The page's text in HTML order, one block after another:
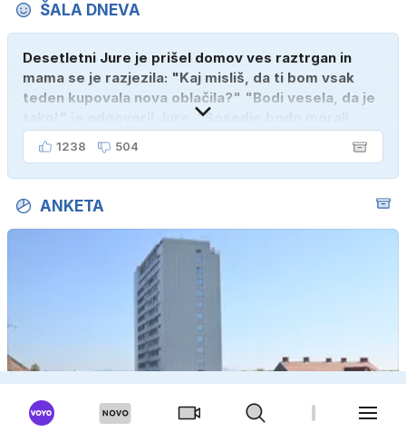
ŠALA DNEVA
Desetletni Jure je prišel domov ves raztrgan in
mama se je razjezila: "Kaj misliš, da ti bom vsak
teden kupovala nova oblačila?" "Bodi vesela, da je
tako!" je odgovoril Jure. "Sosedje bodo morali
kupiti novega sina, tako sem ga prebutal!"
1238 504
ANKETA